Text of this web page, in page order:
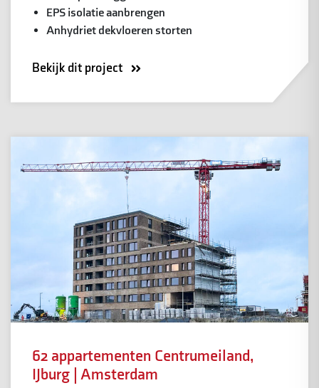
EPS isolatie aanbrengen
Anhydriet dekvloeren storten
Bekijk dit project
62 appartementen Centrumeiland,
IJburg | Amsterdam